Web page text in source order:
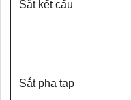
Sắt kết cấu
Sắt pha tạp